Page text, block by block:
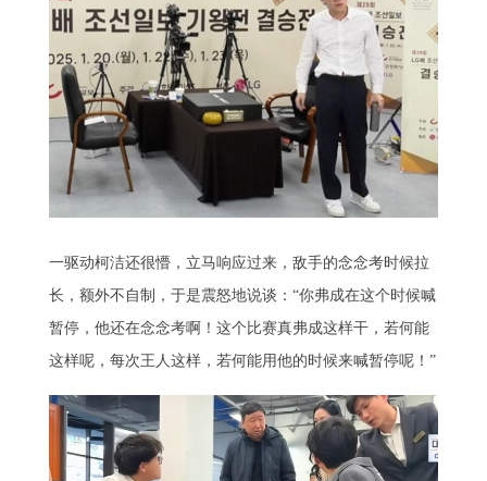
一驱动柯洁还很懵，立马响应过来，敌手的念念考时候拉
长，额外不自制，于是震怒地说谈：“你弗成在这个时候喊
暂停，他还在念念考啊！这个比赛真弗成这样干，若何能
这样呢，每次王人这样，若何能用他的时候来喊暂停呢！”